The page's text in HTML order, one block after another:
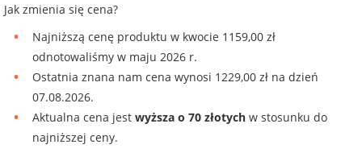
Jak zmienia się cena?
Najniższą cenę produktu w kwocie 1159,00 zł
odnotowaliśmy w maju 2026 r.
Ostatnia znana nam cena wynosi 1229,00 zł na dzień
07.08.2026.
Aktualna cena jest wyższa o 70 złotych w stosunku do
najniższej ceny.